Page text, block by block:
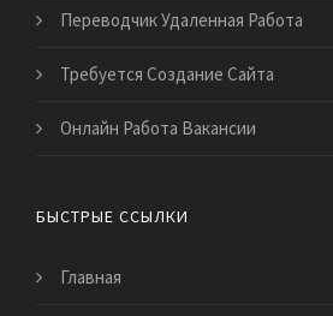
Переводчик Удаленная Работа
Требуется Создание Сайта
Онлайн Работа Вакансии
БЫСТРЫЕ ССЫЛКИ
Главная